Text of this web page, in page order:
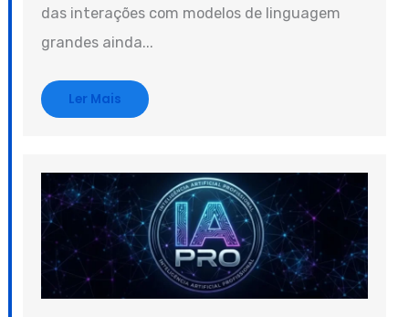
das interações com modelos de linguagem
grandes ainda...
Ler Mais